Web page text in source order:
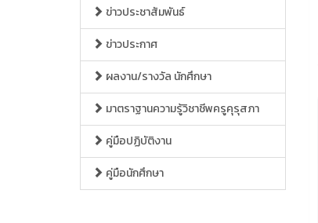
ข่าวประชาสัมพันธ์
ข่าวประกาศ
ผลงาน/รางวัล นักศึกษา
มาตราฐานความรู้วิชาชีพครูคุรุสภา
คู่มือปฏิบัติงาน
คู่มือนักศึกษา